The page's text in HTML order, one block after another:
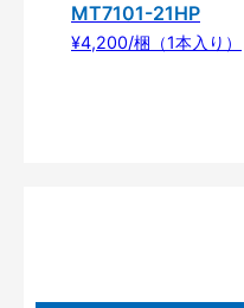
MT7101-21HP
¥4,200/梱（1本入り）